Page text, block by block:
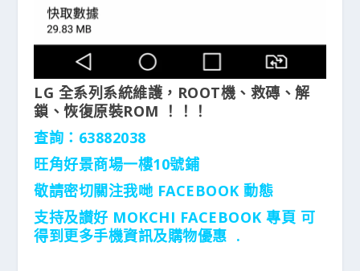
LG 全系列系統維護，ROOT機、救磚、解
鎖、恢復原裝ROM ！！！
查詢：63882038
旺角好景商場一樓10號鋪
敬請密切關注我哋 FACEBOOK 動態
支持及讃好 MOKCHI FACEBOOK 專頁 可
得到更多手機資訊及購物優惠 .